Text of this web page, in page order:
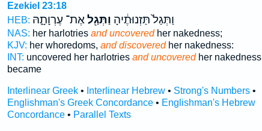
Ezekiel 23:18
HEB:
וַתְּגַל֙ תַּזְנוּתֶ֔יהָ וַתְּגַ֖לאֶת־ עֶרְוָתָ֑הּ
NAS: her harlotries and uncoveredher nakedness;
KJV: her whoredoms, and discoveredher nakedness:
INT: uncovered her harlotries and uncoveredher nakedness
became
Interlinear Greek• Interlinear Hebrew• Strong's Numbers•
Englishman's Greek Concordance• Englishman's Hebrew
Concordance• Parallel Texts